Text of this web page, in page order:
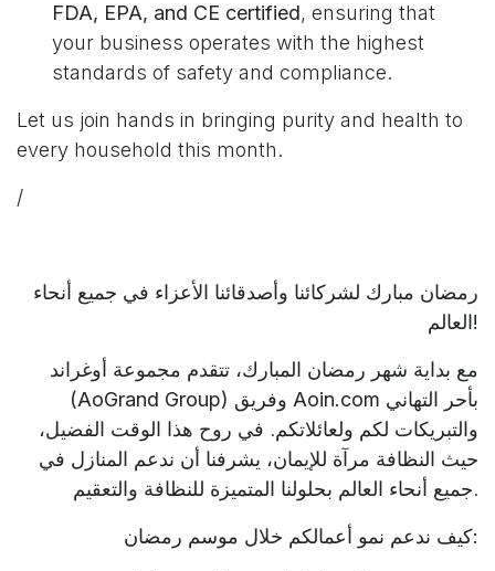
FDA, EPA, and CE certified, ensuring that
your business operates with the highest
standards of safety and compliance.
Let us join hands in bringing purity and health to
every household this month.
/
رمضان مبارك لشركائنا وأصدقائنا الأعزاء في جميع أنحاء
العالم!
مع بداية شهر رمضان المبارك، تتقدم مجموعة أوغراند
(AoGrand Group)
Aoin.com
والتبريكات لكم ولعائلاتكم. في روح هذا الوقت الفضيل،
حيث النظافة مرآة للإيمان، يشرفنا أن ندعم المنازل في
جميع أنحاء العالم بحلولنا المتميزة للنظافة والتعقيم.
كيف ندعم نمو أعمالكم خلال موسم رمضان: